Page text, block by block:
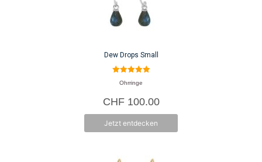
Dew Drops Small
5.00
von 5
Ohrringe
CHF100.00
Jetzt entdecken